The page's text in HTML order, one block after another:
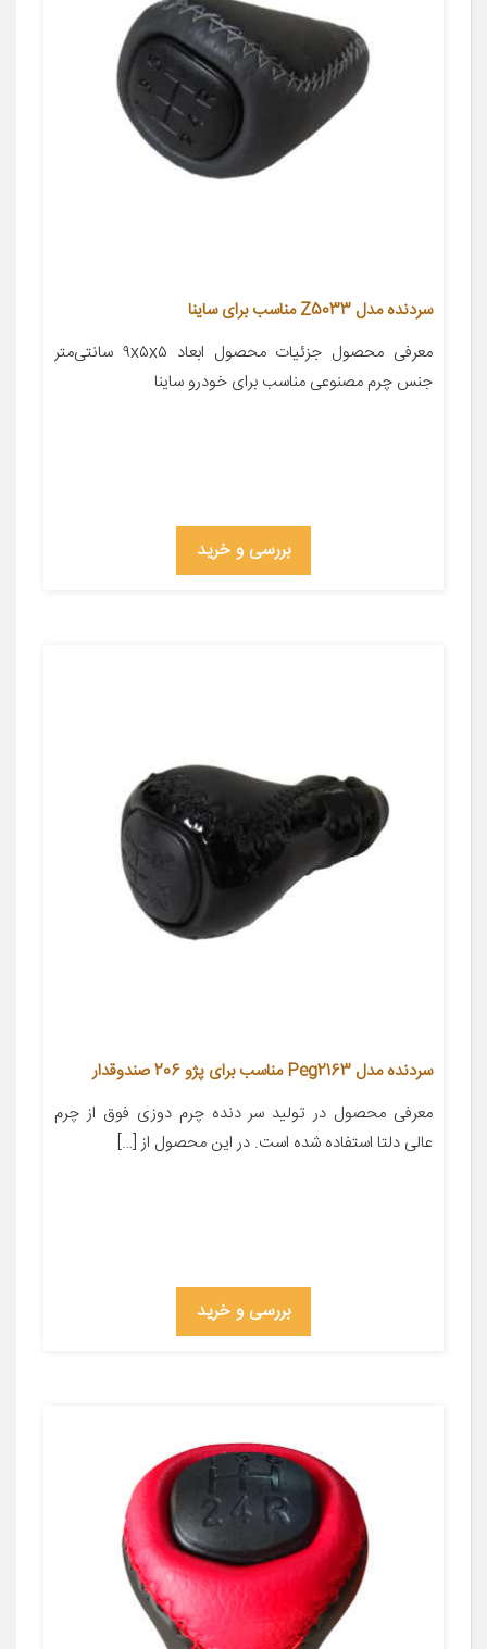
سردنده مدل Z5033 مناسب برای ساینا
معرفی محصول جزئیات محصول ابعاد ۹x۵x۵ سانتی‌متر
جنس چرم مصنوعی مناسب برای خودرو ساینا
بررسی و خرید
سردنده مدل Peg2163 مناسب برای پژو 206 صندوقدار
معرفی محصول در تولید سر دنده چرم دوزی فوق از چرم
عالی دلتا استفاده شده است. در این محصول از […]
بررسی و خرید